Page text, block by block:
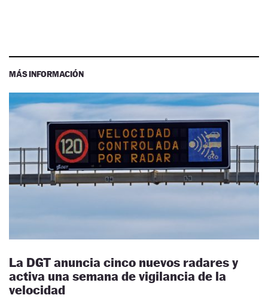
MÁS INFORMACIÓN
La DGT anuncia cinco nuevos radares y
activa una semana de vigilancia de la
velocidad